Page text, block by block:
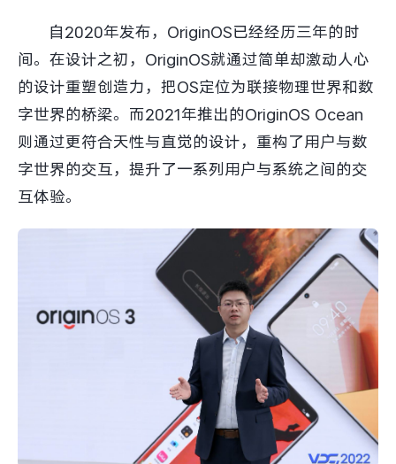
X200 Ultra
S50 Pro mini S50
S30
Y6 Y60
Y500 Pro Y500
iQOO Z11 iQOO Z11x
iQOO Z11 Turbo
vivo 头戴降噪耳机
iQOO TWS 5e
自2020年发布，OriginOS已经经历三年的时
间。在设计之初，OriginOS就通过简单却激动人心
的设计重塑创造力，把OS定位为联接物理世界和数
字世界的桥梁。而2021年推出的OriginOS Ocean
则通过更符合天性与直觉的设计，重构了用户与数
字世界的交互，提升了一系列用户与系统之间的交
互体验。